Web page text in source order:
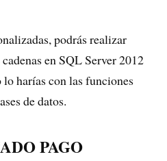
podrás realizar
en SQL Server 2012
harías con las funciones
de datos.
PAGO